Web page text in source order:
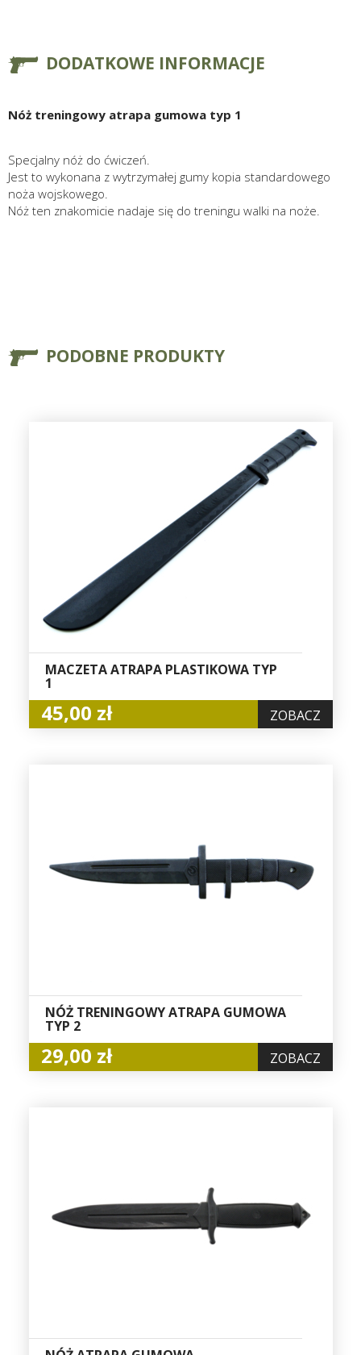
DODATKOWE INFORMACJE
Nóż treningowy atrapa gumowa typ 1
Specjalny nóż do ćwiczeń.
Jest to wykonana z wytrzymałej gumy kopia standardowego
noża wojskowego.
Nóż ten znakomicie nadaje się do treningu walki na noże.
PODOBNE PRODUKTY
MACZETA ATRAPA PLASTIKOWA TYP
1
45,00 zł ZOBACZ
NÓŻ TRENINGOWY ATRAPA GUMOWA
TYP 2
29,00 zł ZOBACZ